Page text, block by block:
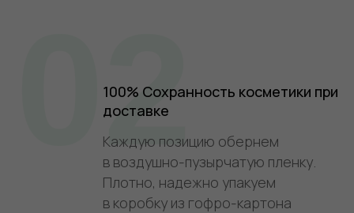
100% Сохранность косметики при
доставке
Каждую позицию обернем
в воздушно-пузырчатую пленку.
Плотно, надежно упакуем
в коробку из гофро-картона
02